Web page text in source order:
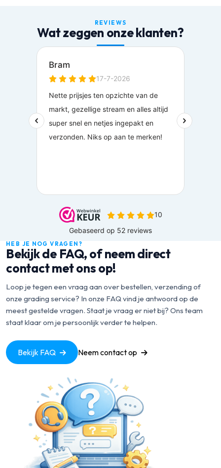
REVIEWS
Wat zeggen onze klanten?
HEB JE NOG VRAGEN?
Bekijk de FAQ, of neem direct
contact met ons op!
Loop je tegen een vraag aan over bestellen, verzending of
onze grading service? In onze FAQ vind je antwoord op de
meest gestelde vragen. Staat je vraag er niet bij? Ons team
staat klaar om je persoonlijk verder te helpen.
Bekijk FAQ Neem contact op